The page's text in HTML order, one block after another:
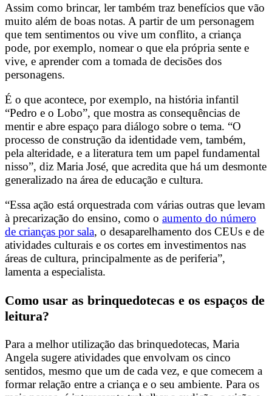
Assim como brincar, ler também traz benefícios que vão
muito além de boas notas. A partir de um personagem
que tem sentimentos ou vive um conflito, a criança
pode, por exemplo, nomear o que ela própria sente e
vive, e aprender com a tomada de decisões dos
personagens.
É o que acontece, por exemplo, na história infantil
“Pedro e o Lobo”, que mostra as consequências de
mentir e abre espaço para diálogo sobre o tema. “O
processo de construção da identidade vem, também,
pela alteridade, e a literatura tem um papel fundamental
nisso”, diz Maria José, que acredita que há um desmonte
generalizado na área de educação e cultura.
“Essa ação está orquestrada com várias outras que levam
à precarização do ensino, como o aumento do número
de crianças por sala, o desaparelhamento dos CEUs e de
atividades culturais e os cortes em investimentos nas
áreas de cultura, principalmente as de periferia”,
lamenta a especialista.
Como usar as brinquedotecas e os espaços de
leitura?
Para a melhor utilização das brinquedotecas, Maria
Angela sugere atividades que envolvam os cinco
sentidos, mesmo que um de cada vez, e que comecem a
formar relação entre a criança e o seu ambiente. Para os